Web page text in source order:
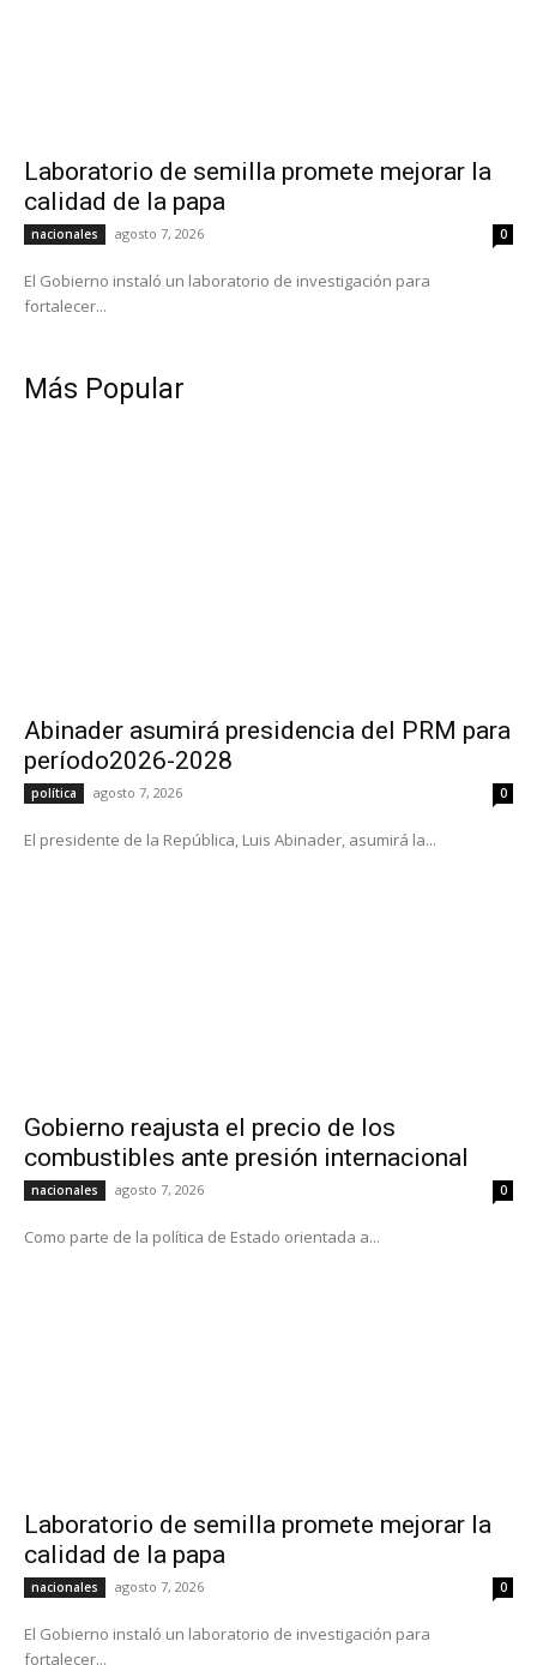
Laboratorio de semilla promete mejorar la
calidad de la papa
nacionales agosto 7, 2026 0
El Gobierno instaló un laboratorio de investigación para
fortalecer...
Más Popular
Abinader asumirá presidencia del PRM para
período2026-2028
política agosto 7, 2026 0
El presidente de la República, Luis Abinader, asumirá la...
Gobierno reajusta el precio de los
combustibles ante presión internacional
nacionales agosto 7, 2026 0
Como parte de la política de Estado orientada a...
Laboratorio de semilla promete mejorar la
calidad de la papa
nacionales agosto 7, 2026 0
El Gobierno instaló un laboratorio de investigación para
fortalecer...